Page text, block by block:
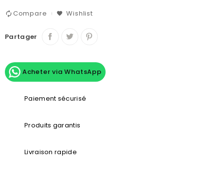
Compare Wishlist
Partager
Acheter via WhatsApp
Paiement sécurisé
Produits garantis
Livraison rapide